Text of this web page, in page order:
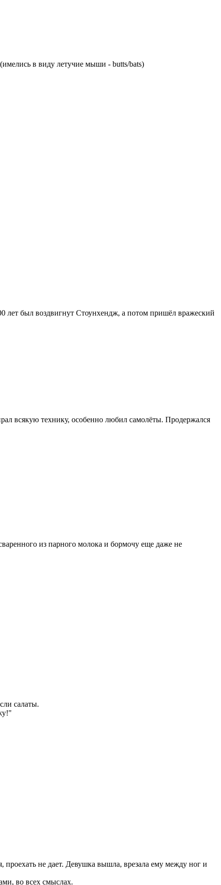
в виду летучие мыши - butts/bats)
лет был воздвигнут Стоунхендж, а потом пришёл вражеский
всякую технику, особенно любил самолёты. Продержался
из парного молока и бормочу еще даже не
салаты.
проехать не дает. Девушка вышла, врезала ему между ног и
во всех смыслах.